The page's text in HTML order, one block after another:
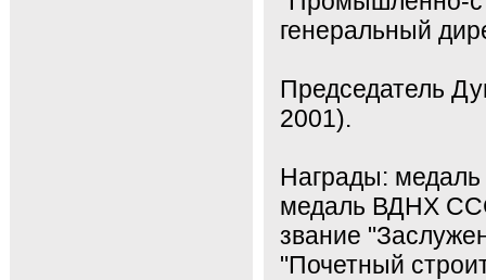
генеральный
Председатель
2001).
Награды: медаль
медаль ВДНХ
звание
"Почетный